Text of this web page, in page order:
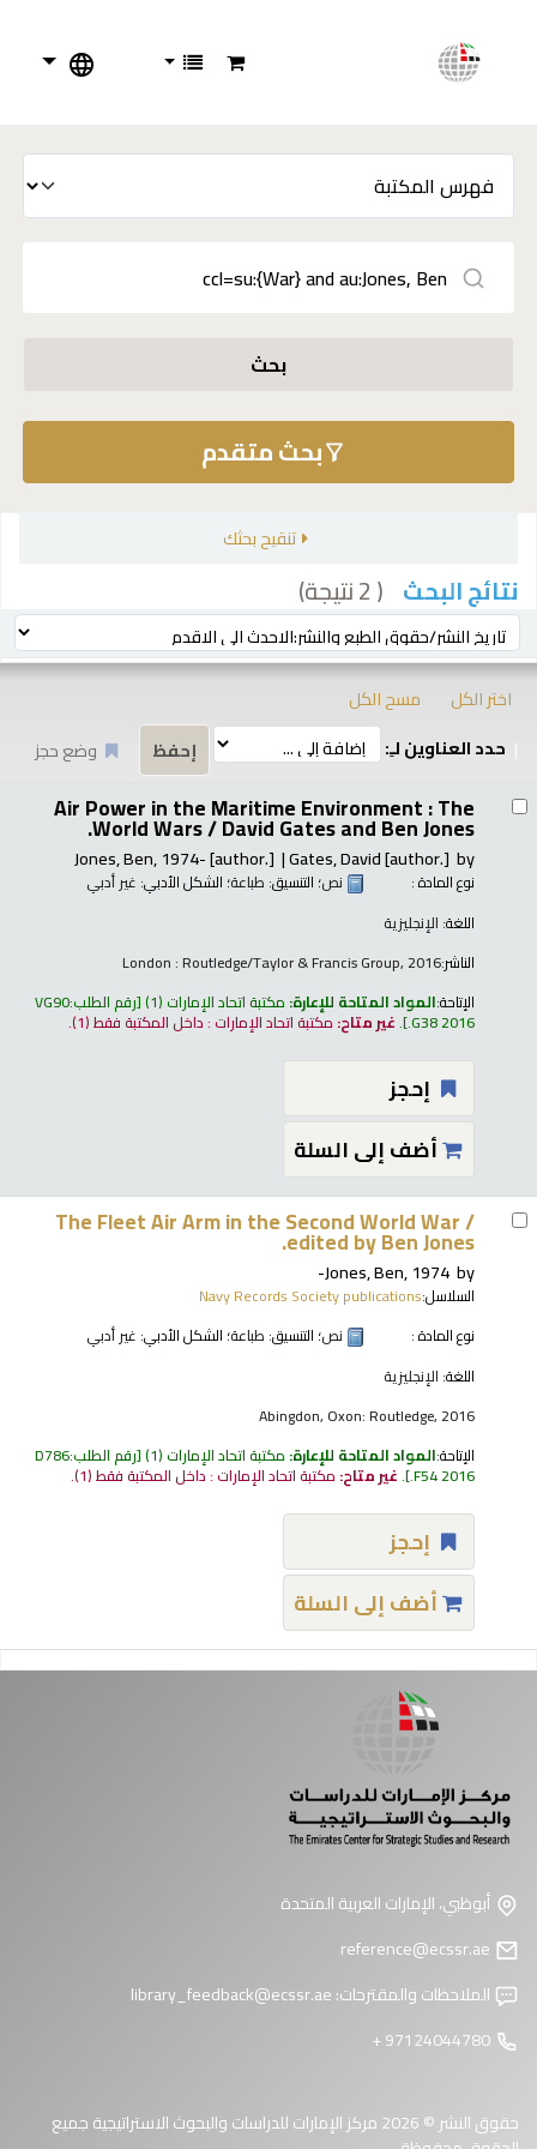
بحث
بحث متقدم
تنقيح بحثك
نتائج البحث ( 2 نتيجة)
ترتيب بواسطة:
اختر الكل
مسح الكل
حدد العناوين لـِ:
وضع حجز
Air Power in the Maritime Environment : The
World Wars /David Gates and Ben Jones.
by
Gates, David[author.]
Jones, Ben, 1974-[author.]
نوع المادة : نص؛ التنسيق: طباعة؛ الشكل الأدبي: غير أدبي
اللغة: الإنجليزية
الناشر:London : Routledge/Taylor & Francis Group, 2016
الإتاحة:المواد المتاحة للإعارة: مكتبة اتحاد الإمارات (1) رقم الطلب:VG90
.G38 2016
.غير متاح: مكتبة اتحاد الإمارات : داخل المكتبة فقط(1).
إحجز
أضف إلى السلة
The Fleet Air Arm in the Second World War /
edited by Ben Jones.
by
Jones, Ben, 1974-
السلاسل:Navy Records Society publications
نوع المادة :
نص؛ التنسيق: طباعة؛ الشكل الأدبي: غير أدبي
اللغة: الإنجليزية
Abingdon, Oxon: Routledge, 2016
الإتاحة:المواد المتاحة للإعارة: مكتبة اتحاد الإمارات (1) رقم الطلب:D786
.F54 2016
.غير متاح: مكتبة اتحاد الإمارات : داخل المكتبة فقط(1).
إحجز
أضف إلى السلة
أبوظبي، الإمارات العربية المتحدة
الملاحظات والمقترحات:library_feedback@ecssr.ae
حقوق النشر © 2026 مركز الإمارات للدراسات والبحوث الاستراتيجية جميع